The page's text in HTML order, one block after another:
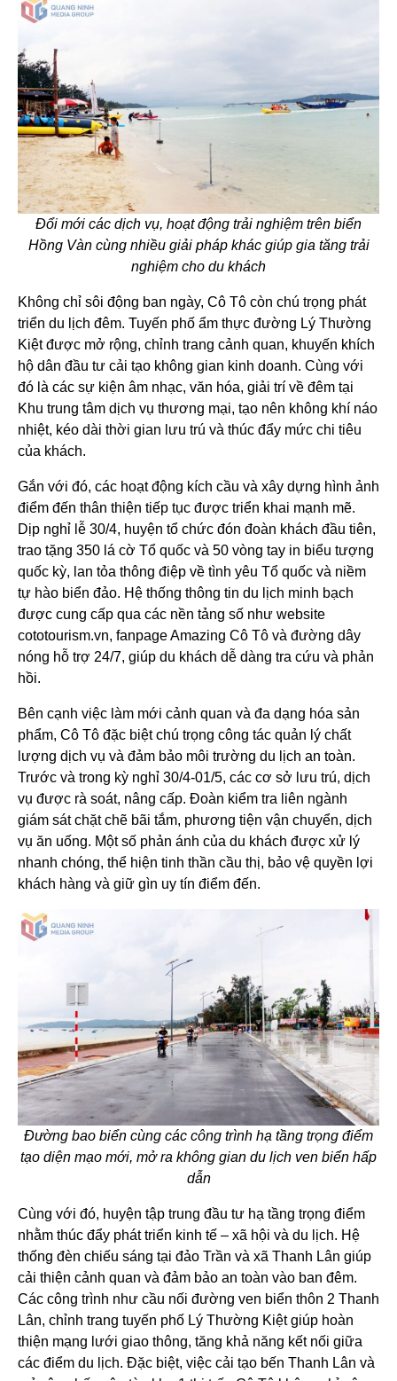
Đổi mới các dịch vụ, hoạt động trải nghiệm trên biển
Hồng Vàn cùng nhiều giải pháp khác giúp gia tăng trải
nghiệm cho du khách
Không chỉ sôi động ban ngày, Cô Tô còn chú trọng phát
triển du lịch đêm. Tuyến phố ẩm thực đường Lý Thường
Kiệt được mở rộng, chỉnh trang cảnh quan, khuyến khích
hộ dân đầu tư cải tạo không gian kinh doanh. Cùng với
đó là các sự kiện âm nhạc, văn hóa, giải trí về đêm tại
Khu trung tâm dịch vụ thương mại, tạo nên không khí náo
nhiệt, kéo dài thời gian lưu trú và thúc đẩy mức chi tiêu
của khách.
Gắn với đó, các hoạt động kích cầu và xây dựng hình ảnh
điểm đến thân thiện tiếp tục được triển khai mạnh mẽ.
Dịp nghỉ lễ 30/4, huyện tổ chức đón đoàn khách đầu tiên,
trao tặng 350 lá cờ Tổ quốc và 50 vòng tay in biểu tượng
quốc kỳ, lan tỏa thông điệp về tình yêu Tổ quốc và niềm
tự hào biển đảo. Hệ thống thông tin du lịch minh bạch
được cung cấp qua các nền tảng số như website
cototourism.vn, fanpage Amazing Cô Tô và đường dây
nóng hỗ trợ 24/7, giúp du khách dễ dàng tra cứu và phản
hồi.
Bên cạnh việc làm mới cảnh quan và đa dạng hóa sản
phẩm, Cô Tô đặc biệt chú trọng công tác quản lý chất
lượng dịch vụ và đảm bảo môi trường du lịch an toàn.
Trước và trong kỳ nghỉ 30/4-01/5, các cơ sở lưu trú, dịch
vụ được rà soát, nâng cấp. Đoàn kiểm tra liên ngành
giám sát chặt chẽ bãi tắm, phương tiện vận chuyển, dịch
vụ ăn uống. Một số phản ánh của du khách được xử lý
nhanh chóng, thể hiện tinh thần cầu thị, bảo vệ quyền lợi
khách hàng và giữ gìn uy tín điểm đến.
Đường bao biển cùng các công trình hạ tầng trọng điểm
tạo diện mạo mới, mở ra không gian du lịch ven biển hấp
dẫn
Cùng với đó, huyện tập trung đầu tư hạ tầng trọng điểm
nhằm thúc đẩy phát triển kinh tế – xã hội và du lịch. Hệ
thống đèn chiếu sáng tại đảo Trần và xã Thanh Lân giúp
cải thiện cảnh quan và đảm bảo an toàn vào ban đêm.
Các công trình như cầu nối đường ven biển thôn 2 Thanh
Lân, chỉnh trang tuyến phố Lý Thường Kiệt giúp hoàn
thiện mạng lưới giao thông, tăng khả năng kết nối giữa
các điểm du lịch. Đặc biệt, việc cải tạo bến Thanh Lân và